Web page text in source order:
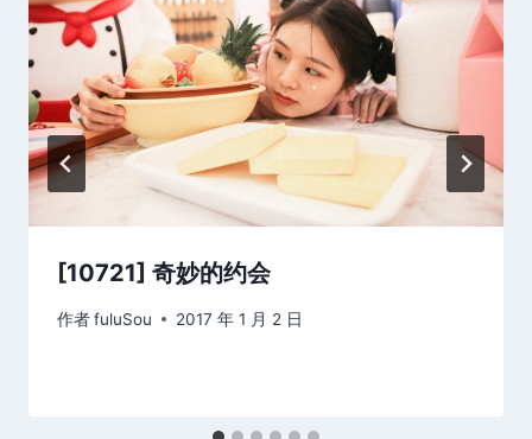
[10721] 奇妙的约会
作者fuluSou 2017 年 1 月 2 日